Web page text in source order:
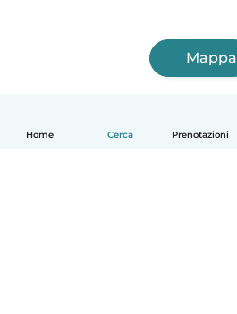
Home Cerca Prenotazioni
Mappa